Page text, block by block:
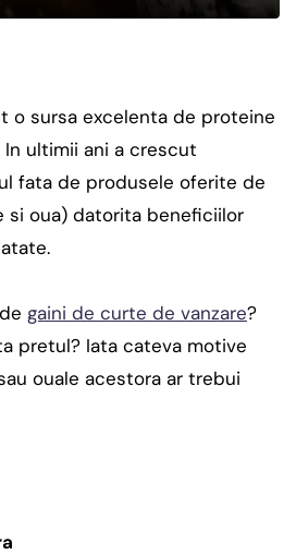
o sursa excelenta de proteine
ultimii ani a crescut
fata de produsele oferite de
si oua) datorita beneficiilor
gaini de curte de vanzare?
pretul? Iata cateva motive
ouale acestora ar trebui